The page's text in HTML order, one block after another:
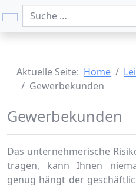
Suchen
Aktuelle Seite: Home
Gewerbekunden
Gewerbekunden
Das unternehmerische
tragen, kann Ihnen
genug hängt der